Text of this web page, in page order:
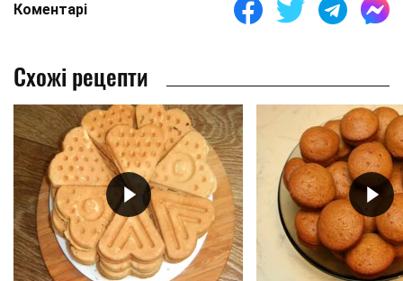
Коментарі
Схожі рецепти